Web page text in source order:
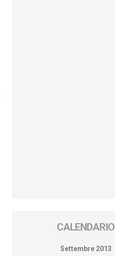
CALENDARIO
Settembre 2013